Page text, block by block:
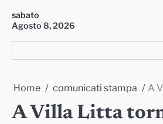
content
sabato
Agosto 8, 2026
Home comunicati stampa A
A Villa Litta